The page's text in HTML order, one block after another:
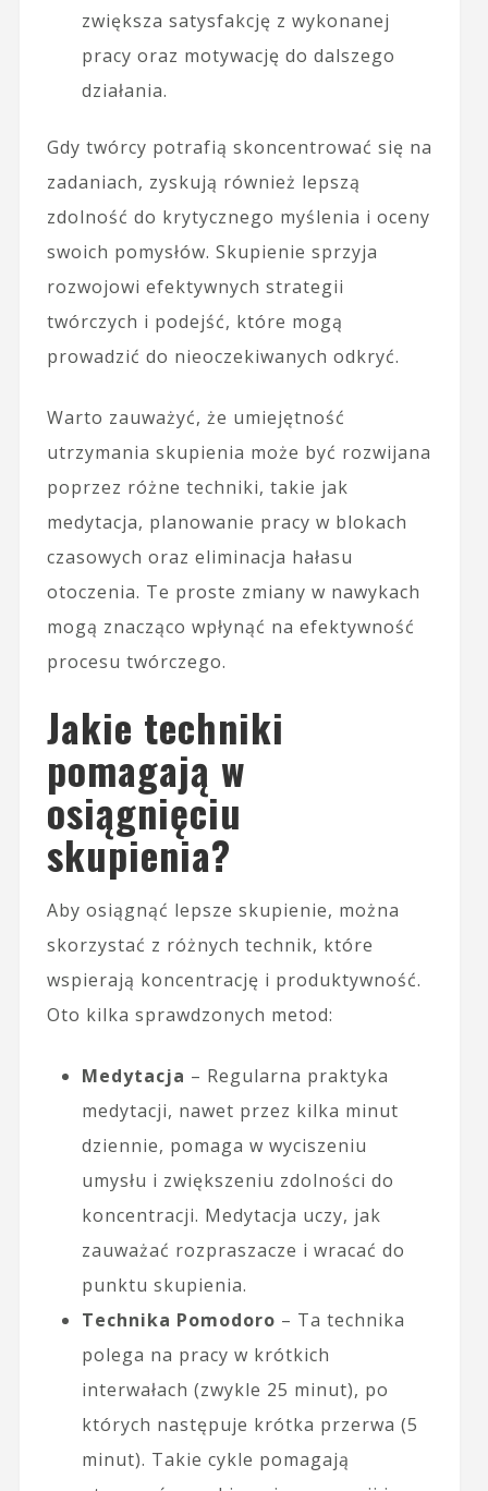
zwiększa satysfakcję z wykonanej
pracy oraz motywację do dalszego
działania.
Gdy twórcy potrafią skoncentrować się na
zadaniach, zyskują również lepszą
zdolność do krytycznego myślenia i oceny
swoich pomysłów. Skupienie sprzyja
rozwojowi efektywnych strategii
twórczych i podejść, które mogą
prowadzić do nieoczekiwanych odkryć.
Warto zauważyć, że umiejętność
utrzymania skupienia może być rozwijana
poprzez różne techniki, takie jak
medytacja, planowanie pracy w blokach
czasowych oraz eliminacja hałasu
otoczenia. Te proste zmiany w nawykach
mogą znacząco wpłynąć na efektywność
procesu twórczego.
Jakie techniki
pomagają w
osiągnięciu
skupienia?
Aby osiągnąć lepsze skupienie, można
skorzystać z różnych technik, które
wspierają koncentrację i produktywność.
Oto kilka sprawdzonych metod:
Medytacja – Regularna praktyka
medytacji, nawet przez kilka minut
dziennie, pomaga w wyciszeniu
umysłu i zwiększeniu zdolności do
koncentracji. Medytacja uczy, jak
zauważać rozpraszacze i wracać do
punktu skupienia.
Technika Pomodoro – Ta technika
polega na pracy w krótkich
interwałach (zwykle 25 minut), po
których następuje krótka przerwa (5
minut). Takie cykle pomagają